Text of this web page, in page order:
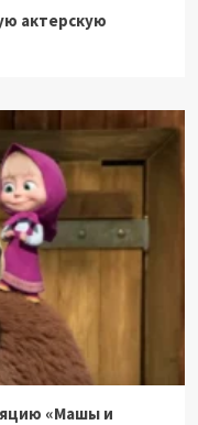
актерскую
«Машы и